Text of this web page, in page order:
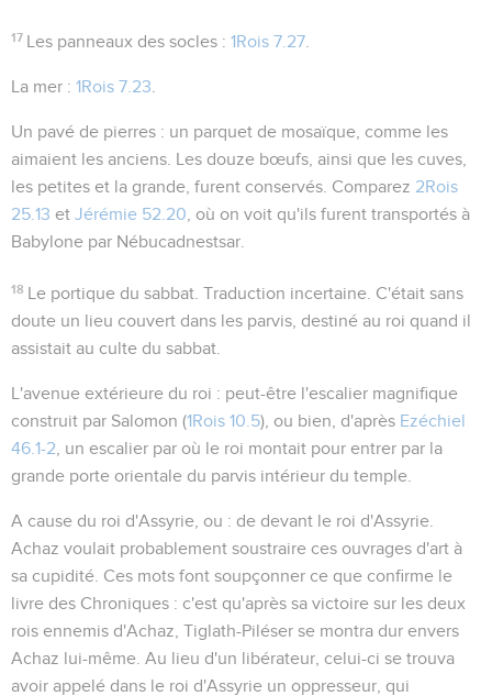
17 Les panneaux des socles :1Rois 7.27
La mer : 1Rois 7.23
Un pavé de pierres : un parquet de mosaïque, comme les
aimaient les anciens. Les douze bœufs , ainsi que les cuves
les petites et la grande, furent conservés. Comparez 2Rois
25.13 et Jérémie 52.20 , où on voit qu'ils furent transportés à
Babylone par Nébucadnestsar.
18 Le portique du sabbat . Traduction incertaine. C'était sans
doute un lieu couvert dans les parvis, destiné au roi quand il
assistait au culte du sabbat.
L'avenue extérieure du roi : peut-être l'escalier magnifique
construit par Salomon (1Rois 10.5), ou bien, d'après Ezéchiel
46.1-2 , un escalier par où le roi montait pour entrer par la
grande porte orientale du parvis intérieur du temple.
A cause du roi d'Assyrie , ou : de devant le roi d'Assyrie.
Achaz voulait probablement soustraire ces ouvrages d'art à
sa cupidité. Ces mots font soupçonner ce que confirme le
livre des Chroniques : c'est qu'après sa victoire sur les deux
rois ennemis d'Achaz, Tiglath-Piléser se montra dur envers
Achaz lui-même. Au lieu d'un libérateur, celui-ci se trouva
avoir appelé dans le roi d'Assyrie un oppresseur, qui